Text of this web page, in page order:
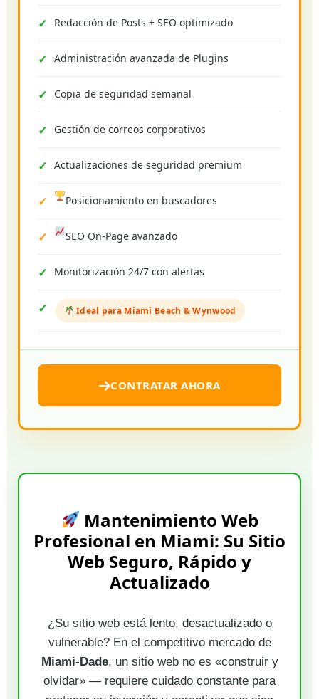
Redacción de Posts + SEO optimizado
Administración avanzada de Plugins
Copia de seguridad semanal
Gestión de correos corporativos
Actualizaciones de seguridad premium
Posicionamiento en buscadores
SEO On-Page avanzado
Monitorización 24/7 con alertas
Ideal para Miami Beach & Wynwood
CONTRATAR AHORA
Mantenimiento Web
Profesional en Miami: Su Sitio
Web Seguro, Rápido y
Actualizado
¿Su sitio web está lento, desactualizado o
vulnerable? En el competitivo mercado de
Miami-Dade, un sitio web no es «construir y
olvidar» — requiere cuidado constante para